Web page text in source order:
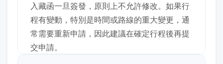
入藏函一旦簽發，原則上不允許修改。如果行
程有變動，特別是時間或路線的重大變更，通
常需要重新申請，因此建議在確定行程後再提
交申請。